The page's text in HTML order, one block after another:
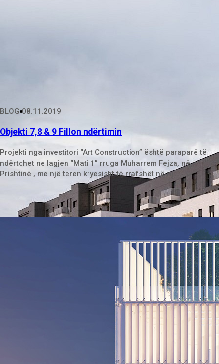
BLOG 08.11.2019
Objekti 7,8 & 9 Fillon ndërtimin
Projekti nga investitori “Art Construction” është paraparë të
ndërtohet ne lagjen “Mati 1” rruga Muharrem Fejza, në
Prishtinë , me një teren kryesisht të rrafshët në nj...